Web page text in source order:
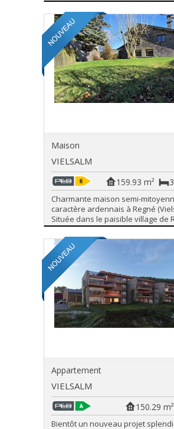
Maison
VIELSALM
3
159.93 m²
Charmante maison semi-
caractère ardennais à Regné
Située dans le paisible village de
Appartement
VIELSALM
150.29 m²
Bientôt un nouveau projet